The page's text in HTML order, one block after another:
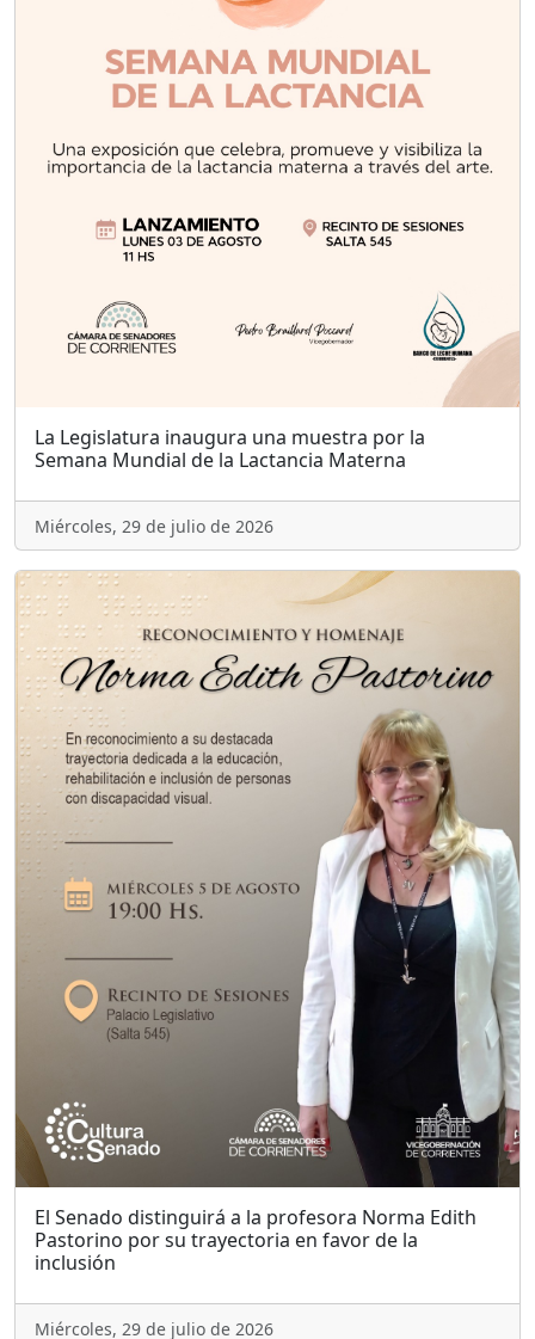
La Legislatura inaugura una muestra por la
Semana Mundial de la Lactancia Materna
Miércoles, 29 de julio de 2026
El Senado distinguirá a la profesora Norma Edith
Pastorino por su trayectoria en favor de la
inclusión
Miércoles, 29 de julio de 2026